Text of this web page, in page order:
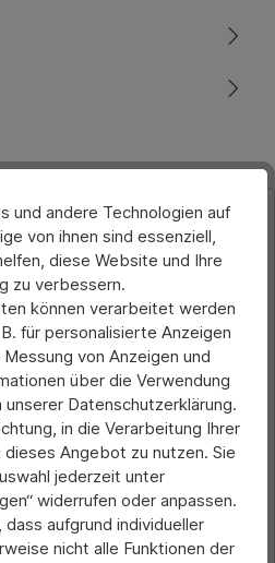
und andere Technologien auf
von ihnen sind essenziell,
diese Website und Ihre
zu verbessern.
können verarbeitet werden
für personalisierte Anzeigen
von Anzeigen und
über die Verwendung
unserer Datenschutzerklärung.
in die Verarbeitung Ihrer
dieses Angebot zu nutzen. Sie
jederzeit unter
widerrufen oder anpassen.
aufgrund individueller
nicht alle Funktionen der